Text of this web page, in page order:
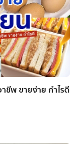
ชีพ ขายง่าย กำไรดี